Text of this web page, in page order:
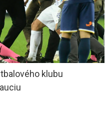
klubu